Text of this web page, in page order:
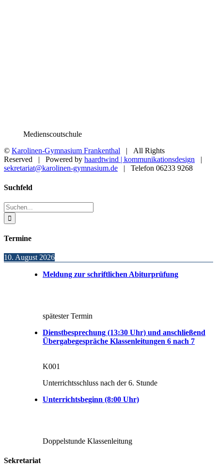
Medienscoutschule
© Karolinen-Gymnasium Frankenthal | All Rights
Reserved | Powered by haardtwind | kommunikationsdesign |
sekretariat@karolinen-gymnasium.de | Telefon 06233 9268
Toggle
Bar
Area
Suchfeld
Suche
nach:
Termine
10. August 2026
Meldung zur schriftlichen Abiturprüfung
spätester Termin
Dienstbesprechung (13:30 Uhr) und anschließend
Übergabegespräche Klassenleitungen 6 nach 7
K001
Unterrichtsschluss nach der 6. Stunde
Unterrichtsbeginn (8:00 Uhr)
Doppelstunde Klassenleitung
Sekretariat